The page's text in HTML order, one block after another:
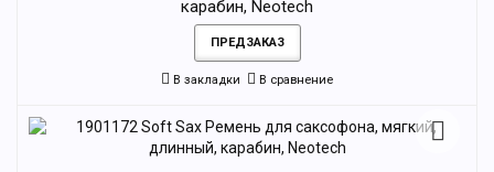
карабин, Neotech
ПРЕДЗАКАЗ
В закладки В сравнение